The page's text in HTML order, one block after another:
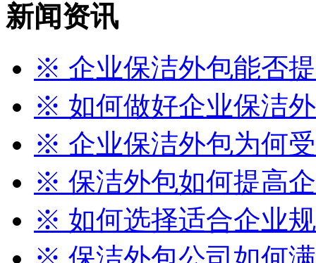
新闻资讯
※ 企业保洁外包能否
※ 如何做好企业保洁
※ 企业保洁外包为何
※ 保洁外包如何提高
※ 如何选择适合企业